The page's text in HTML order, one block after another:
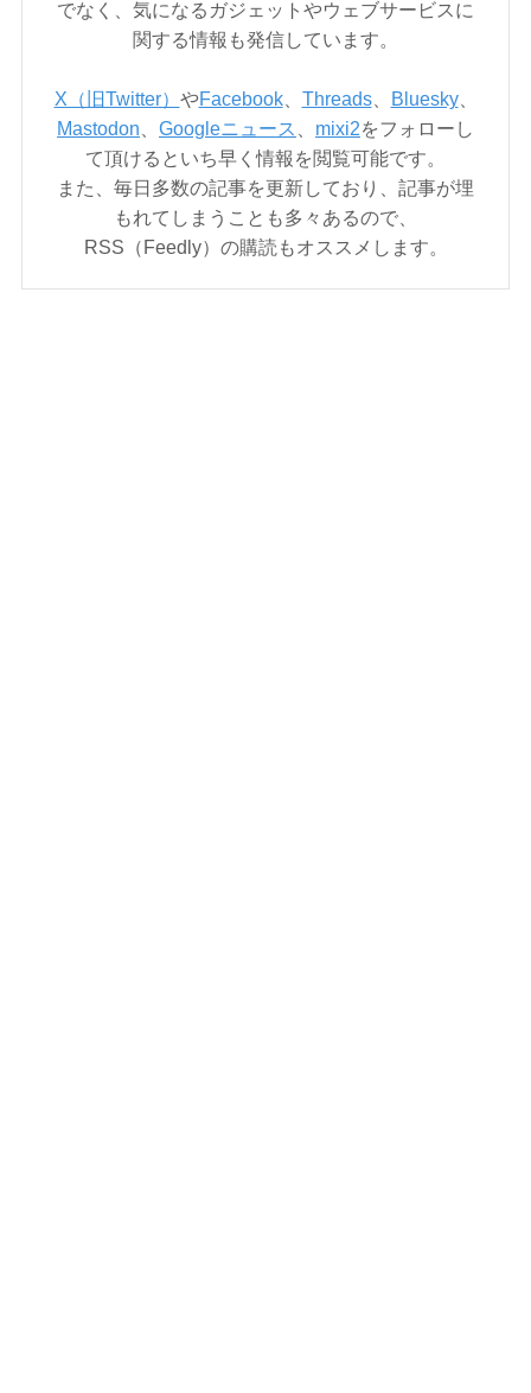
でなく、気になるガジェットやウェブサービスに
関する情報も発信しています。
X（旧Twitter） やFacebook、 Threads、 Bluesky、
Mastodon
Googleニュース mixi2をフォローし
て頂けるといち早く情報を閲覧可能です。
また、毎日多数の記事を更新しており、記事が埋
もれてしまうことも多々あるので、
RSS（Feedly）の購読もオススメします。